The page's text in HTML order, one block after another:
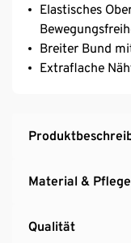
Elastisches
Breiter Bund
Extraflache
Material & Pflege
Qualität